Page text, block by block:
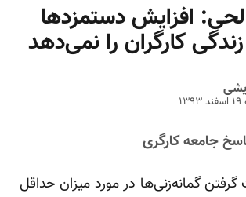
افزایش دستمزدها
کارگران را نمی‌دهد
جامعه کارگری
گمانه‌زنی‌ها در مورد میزان حداقل